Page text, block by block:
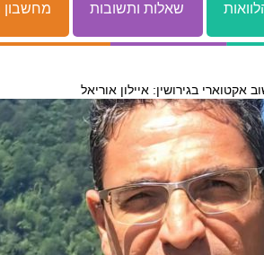
שאלות ותשובות
אקטוארי בגירושין: איילון אוריאל